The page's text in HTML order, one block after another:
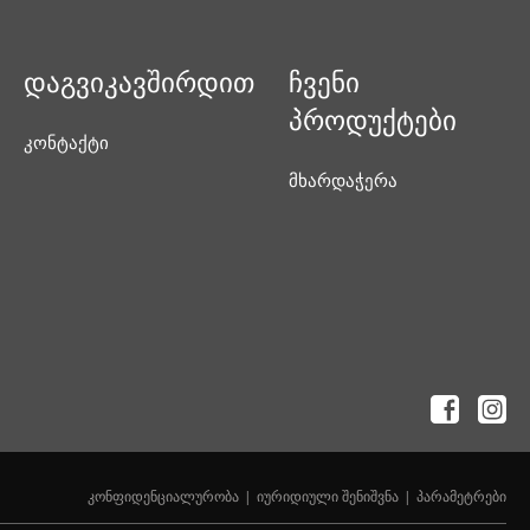
დაგვიკავშირდით
კონტაქტი
ჩვენი
პროდუქტები
მხარდაჭერა
კონფიდენციალურობა იურიდიული შენიშვნა პარამეტრები